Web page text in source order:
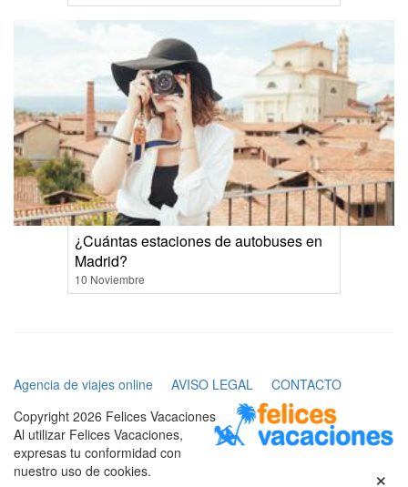
¿Cuántas estaciones de autobuses en
Madrid?
10 Noviembre
Agencia de viajes online AVISO LEGAL
CONTACTO
Copyright 2026 Felices Vacaciones
Al utilizar Felices Vacaciones,
expresas tu conformidad con
nuestro uso de cookies.
×